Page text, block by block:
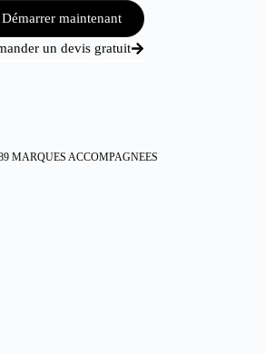
Démarrer maintenant
un devis gratuit
MARQUES ACCOMPAGNEES